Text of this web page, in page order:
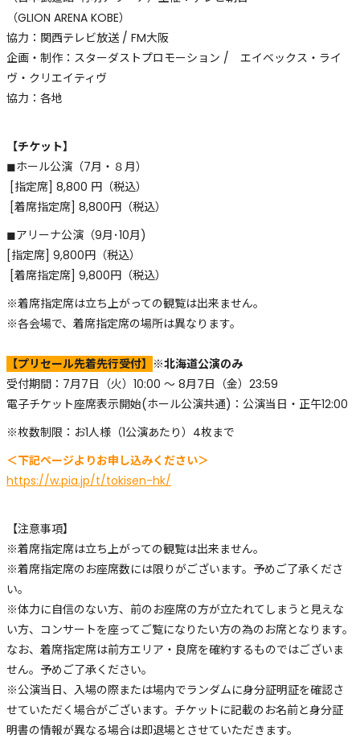
（GLION ARENA KOBE）
協力：関西テレビ放送 / FM大阪
企画・制作：スターダストプロモーション / エイベックス・ライ
ヴ・クリエイティヴ
協力：各地
【チケット】
◼︎ホール公演（7月・８月）
[指定席] 8,800 円（税込）
[着席指定席] 8,800円（税込）
◼︎アリーナ公演（9月･10月)
[指定席] 9,800円（税込）
[着席指定席] 9,800円（税込）
※着席指定席は立ち上がっての観覧は出来ません。
※各会場で、着席指定席の場所は異なります。
【プリセール先着先行受付】 ※北海道公演のみ
受付期間：7月7日（火）10:00 〜 8月7日（金）23:59
電子チケット座席表示開始(ホール公演共通)：公演当日・正午12:00
※枚数制限：お1人様（1公演あたり）4枚まで
＜下記ページよりお申し込みください＞
https://w.pia.jp/t/tokisen-hk/
【注意事項】
※着席指定席は立ち上がっての観覧は出来ません。
※着席指定席のお座席数には限りがございます。予めご了承くださ
い。
※体力に自信のない方、前のお座席の方が立たれてしまうと見えな
い方、コンサートを座ってご覧になりたい方の為のお席となります。
なお、着席指定席は前方エリア・良席を確約するものではございま
せん。予めご了承ください。
※公演当日、入場の際または場内でランダムに身分証明証を確認さ
せていただく場合がございます。チケットに記載のお名前と身分証
明書の情報が異なる場合は即退場とさせていただきます。